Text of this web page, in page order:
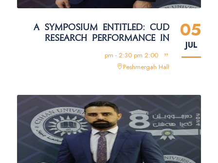
05
JUL
A SYMPOSIUM ENTITLED: CUD
RESEARCH PERFORMANCE IN
2:00 pm - 2:30 pm
Peshmergah Hall